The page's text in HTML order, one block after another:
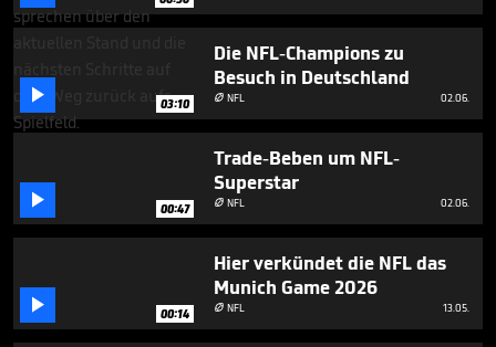
 03:10
Die NFL-Champions zu
Besuch in Deutschland
 NFL 02.06.
 00:47
Trade-Beben um NFL-
Superstar
 NFL 02.06.
 00:14
Hier verkündet die NFL das
Munich Game 2026
 NFL 13.05.